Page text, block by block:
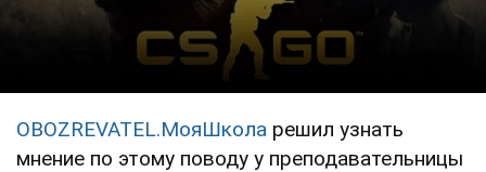
OBOZREVATEL.МояШкола решил узнать
мнение по этому поводу у преподавательницы